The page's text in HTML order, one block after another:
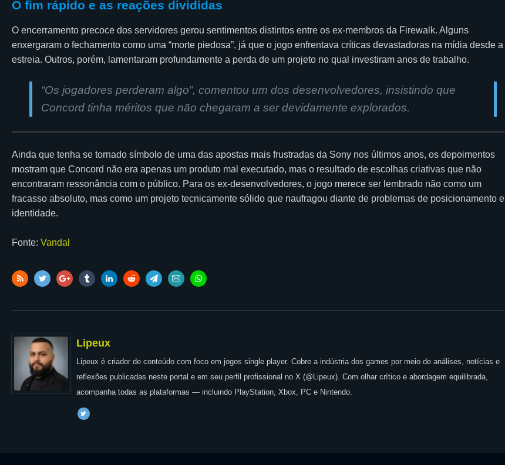
O fim rápido e as reações divididas
O encerramento precoce dos servidores gerou sentimentos distintos entre os ex-membros da Firewalk. Alguns
enxergaram o fechamento como uma “morte piedosa”, já que o jogo enfrentava críticas devastadoras na mídia desde a
estreia. Outros, porém, lamentaram profundamente a perda de um projeto no qual investiram anos de trabalho.
“Os jogadores perderam algo”, comentou um dos desenvolvedores, insistindo que
Concord tinha méritos que não chegaram a ser devidamente explorados.
Ainda que tenha se tornado símbolo de uma das apostas mais frustradas da Sony nos últimos anos, os depoimentos
mostram que Concord não era apenas um produto mal executado, mas o resultado de escolhas criativas que não
encontraram ressonância com o público. Para os ex-desenvolvedores, o jogo merece ser lembrado não como um
fracasso absoluto, mas como um projeto tecnicamente sólido que naufragou diante de problemas de posicionamento e
identidade.
Fonte: Vandal
Lipeux
Lipeux é criador de conteúdo com foco em jogos single player. Cobre a indústria dos games por meio de análises, notícias e
reflexões publicadas neste portal e em seu perfil profissional no X (@Lipeux). Com olhar crítico e abordagem equilibrada,
acompanha todas as plataformas — incluindo PlayStation, Xbox, PC e Nintendo.